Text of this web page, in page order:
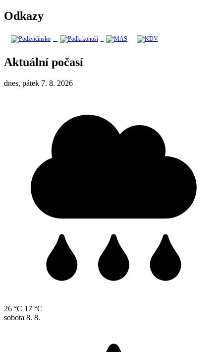
Odkazy
Aktuální počasí
dnes, pátek 7. 8. 2026
26 °C 17 °C
sobota 8. 8.